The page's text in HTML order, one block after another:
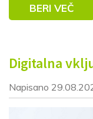
BERI VEČ
Digitalna
Napisano